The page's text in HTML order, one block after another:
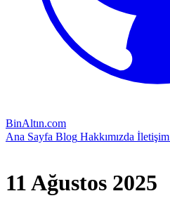
BinAltın.com
Ana Sayfa Blog Hakkımızda İletişim
11 Ağustos 2025